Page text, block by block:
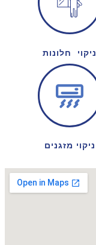
ניקוי חלונות
ניקוי מזגנים